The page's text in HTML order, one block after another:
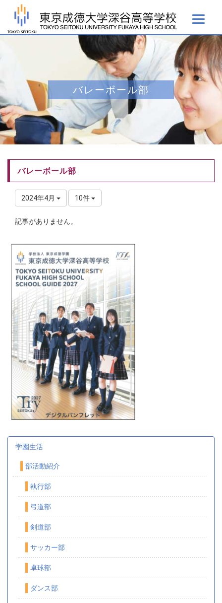
バレーボール部
バレーボール部
2024年4月 10件
記事がありません。
学園生活
部活動紹介
執行部
弓道部
剣道部
サッカー部
卓球部
ダンス部